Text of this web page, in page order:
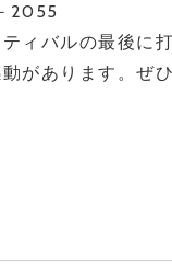
2055
ィバルの最後に
があります。ぜ